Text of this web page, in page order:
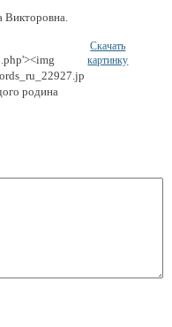
родина
Скачать
картинку